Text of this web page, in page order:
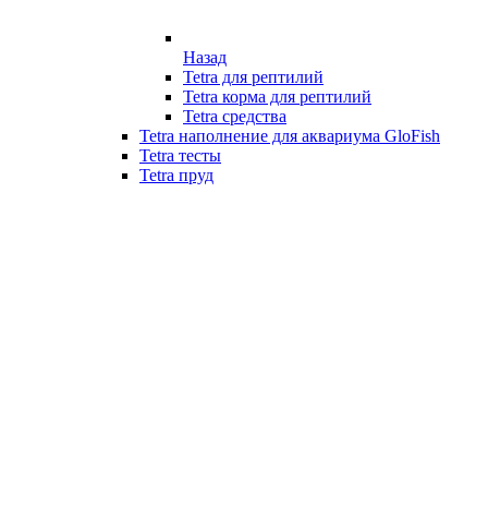
Назад
Tetra для рептилий
Tetra корма для рептилий
Tetra средства
Tetra наполнение для аквариума GloFish
Tetra тесты
Tetra пруд